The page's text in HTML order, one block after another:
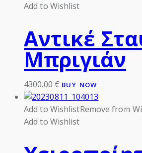
Add to Wishlist
Αντικέ
Μπριγιάν
4300.00 € BUY NOW
Add to WishlistRemove from
Add to Wishlist